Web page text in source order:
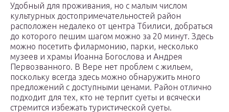
Удобный для проживания, но с малым числом
культурных достопримечательностей район
расположен недалеко от центра Тбилиси, добраться
до которого пешим шагом можно за 20 минут. Здесь
можно посетить филармонию, парки, несколько
музеев и храмы Иоанна Богослова и Андрея
Первозванного. В Вере нет проблем с жильем,
поскольку всегда здесь можно обнаружить много
предложений с доступными ценами. Район отлично
подходит для тех, кто не терпит суеты и всячески
стремится избежать туристической суеты.